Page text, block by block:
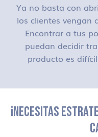
Ya no basta con
los clientes vengan
Encontrar a tus
puedan decidir
producto es
¡NECESITAS